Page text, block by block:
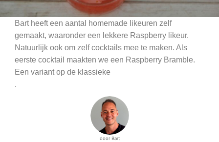
door Bart
Bart heeft een aantal homemade likeuren zelf
gemaakt, waaronder een lekkere Raspberry likeur.
Natuurlijk ook om zelf cocktails mee te maken. Als
eerste cocktail maakten we een Raspberry Bramble.
Een variant op de klassieke
.